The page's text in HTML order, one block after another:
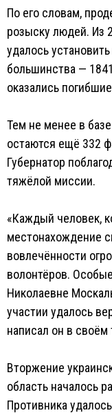
По его словам,
розыску людей. Из
удалось
большинства —
оказались
Тем не менее в
остаются ещё 332
Губернатор
тяжёлой миссии.
«Каждый человек,
местонахождение
вовлечённости
волонтёров.
Николаевне
участии удалось
написал он в своём
Вторжение
область началось
Противника